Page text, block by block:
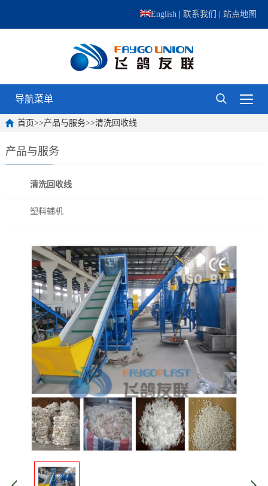
English |联系我们 |站点地图
导航菜单
首页>>产品与服务>>清洗回收线
产品与服务
清洗回收线
塑料辅机